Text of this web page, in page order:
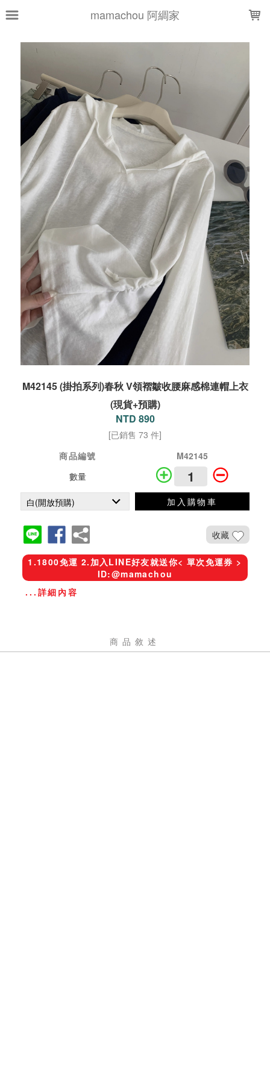
mamachou 阿綢家
M42145 (掛拍系列)春秋 V領褶皺收腰麻感棉連帽上衣
(現貨+預購)
NTD 890
[已銷售 73 件]
商品編號
M42145
數量
加入購物車
收藏
1.1800免運 2.加入LINE好友就送你< 單次免運券 >
ID:@mamachou
...詳細內容
商品敘述